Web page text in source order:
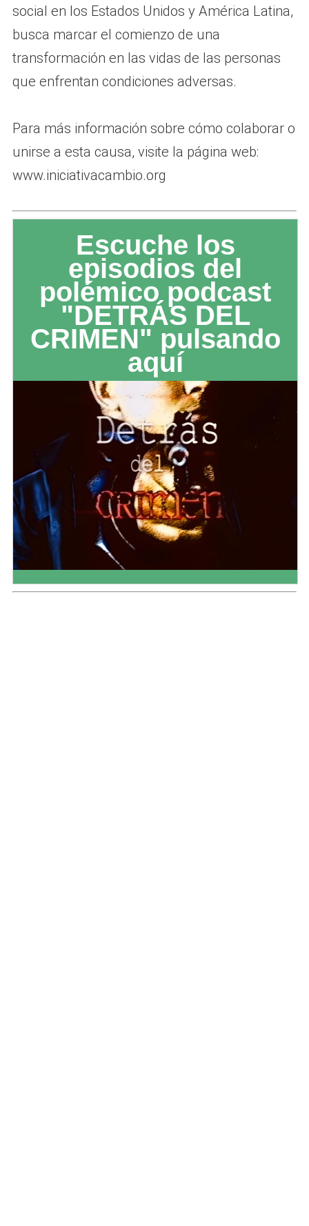
social en los Estados Unidos y América Latina,
busca marcar el comienzo de una
transformación en las vidas de las personas
que enfrentan condiciones adversas.
Para más información sobre cómo colaborar o
unirse a esta causa, visite la página web:
www.iniciativacambio.org
Escuche los
episodios del
polémico podcast
"DETRÁS DEL
CRIMEN" pulsando
aquí